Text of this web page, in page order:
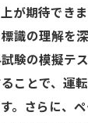
が期待でき
識の理解を
験の模擬テ
ことで、運
。さらに、